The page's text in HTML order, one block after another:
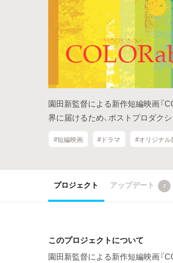
園田新監督による新作短編映画『
界に届けるため、ポストプロダク
#短編映画 #ドラマ #オリジナル
プロジェクト アップデート 7
このプロジェクトについて
園田新監督による新作短編映画『